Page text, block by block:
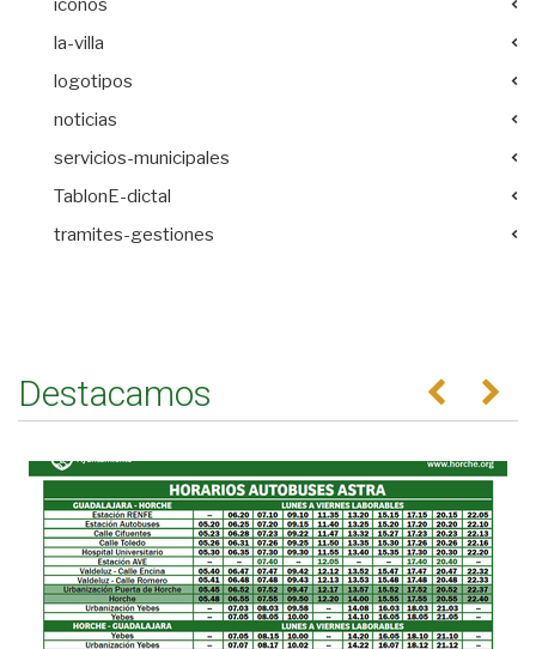
iconos
la-villa
logotipos
noticias
servicios-municipales
TablonE-dictal
tramites-gestiones
Destacamos Anterior